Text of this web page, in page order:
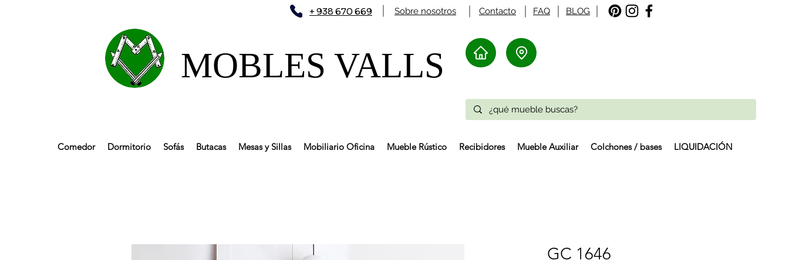
Sobre nosotros FAQ
+ 938 670 669 Contacto BLOG
MOBLES VALLS​
Comedor Dormitorio Sofás Butacas Mesas y Sillas Mobiliario Oficina Mueble Rústico Recibidores Mueble Auxiliar Colchones / bases LIQUIDACIÓN
GC 1646